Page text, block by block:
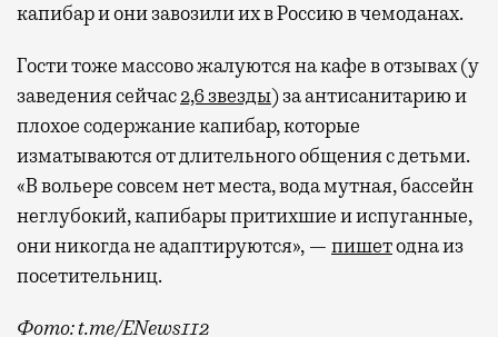
капибар и они завозили их в Россию в чемоданах.
Гости тоже массово жалуются на кафе в отзывах (у
заведения сейчас2,6 звезды) за антисанитарию и
плохое содержание капибар, которые
изматываются от длительного общения с детьми.
«В вольере совсем нет места, вода мутная, бассейн
неглубокий, капибары притихшие и испуганные,
они никогда не адаптируются», — пишетодна из
посетительниц.
Фото: t.me/ENews112